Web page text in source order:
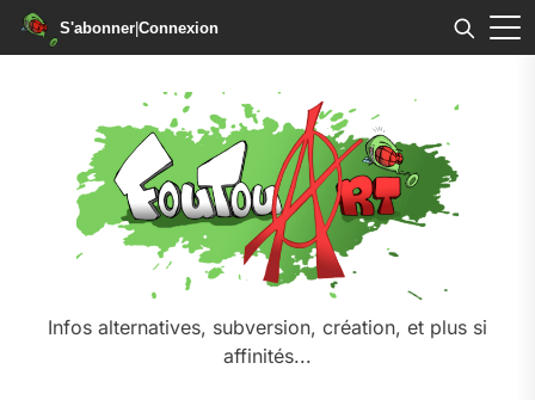
S'abonner|Connexion
Infos alternatives, subversion, création, et plus si
affinités...